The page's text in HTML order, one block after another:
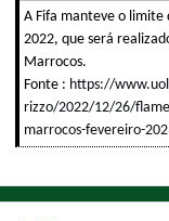
A Fifa manteve o limite
2022, que será
Marrocos.
Fonte : https://
rizzo/2022/12/26/
marrocos-fevereiro-